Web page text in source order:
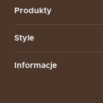
Produkty
Style
Informacje